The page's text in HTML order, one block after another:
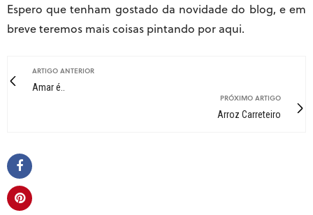
Espero que tenham gostado da novidade do blog, e em
breve teremos mais coisas pintando por aqui.
ARTIGO ANTERIOR
Amar é..
PRÓXIMO ARTIGO
Arroz Carreteiro